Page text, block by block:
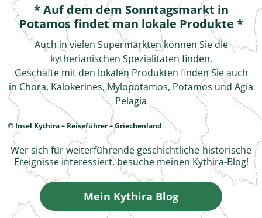
* Auf dem dem Sonntagsmarkt in
Potamos findet man lokale Produkte *
Auch in vielen Supermärkten können Sie die
kytherianischen Spezialitäten finden.
Geschäfte mit den lokalen Produkten finden Sie auch
in Chora, Kalokerines, Mylopotamos, Potamos und Agia
Pelagia
© Insel Kythira – Reiseführer – Griechenland
Wer sich für weiterführende geschichtliche-historische
Ereignisse interessiert, besuche meinen Kythira-Blog!
Mein Kythira Blog